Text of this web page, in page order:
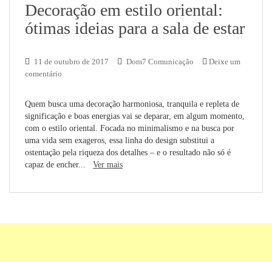
Decoração em estilo oriental:
ótimas ideias para a sala de estar
11 de outubro de 2017 Dom7 Comunicação
Deixe um
comentário
Quem busca uma decoração harmoniosa, tranquila e repleta de
significação e boas energias vai se deparar, em algum momento,
com o estilo oriental. Focada no minimalismo e na busca por
uma vida sem exageros, essa linha do design substitui a
ostentação pela riqueza dos detalhes – e o resultado não só é
capaz de encher... Ver mais